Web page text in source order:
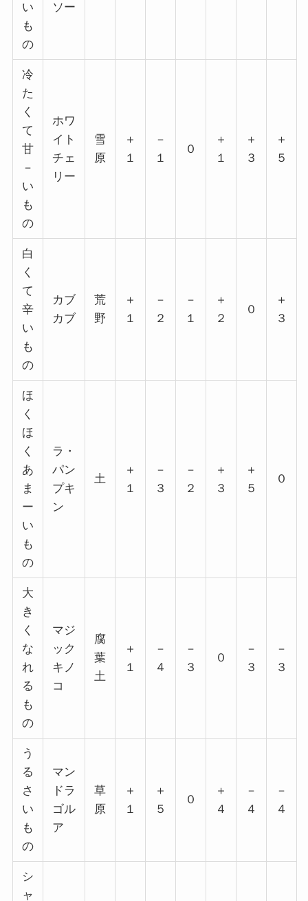
い
も
の
ソー
冷
た
く
て
甘
－
い
も
の
ホワ
イト
チェ
リー
雪
原
＋
１
－
１
０
＋
１
＋
３
＋
５
白
く
て
辛
い
も
の
カブ
カブ
荒
野
＋
１
－
２
－
１
＋
２
０
＋
３
ほ
く
ほ
く
あ
ま
ー
い
も
の
ラ・
パン
プキ
ン
土
＋
１
－
３
－
２
＋
３
＋
５
０
大
き
く
な
れ
る
も
の
マジ
ック
キノ
コ
腐
葉
土
＋
１
－
４
－
３
０
－
３
－
３
う
る
さ
い
も
の
マン
ドラ
ゴル
ア
草
原
＋
１
＋
５
０
＋
４
－
４
－
４
シ
ャ